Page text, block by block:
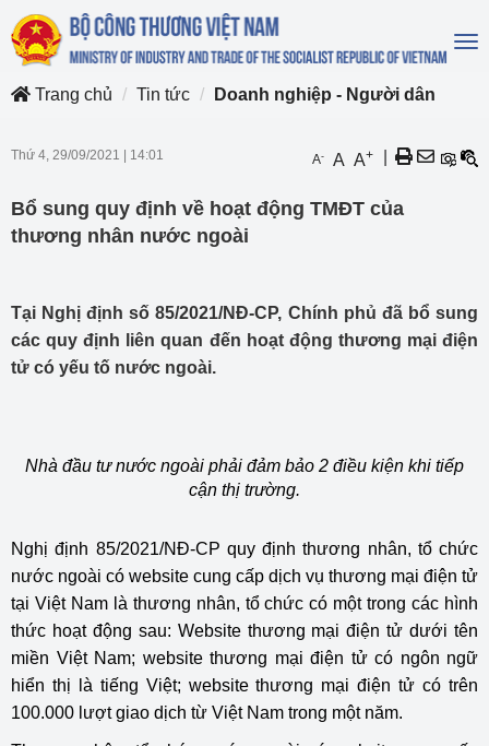
Trang chủ
Tin tức Doanh nghiệp - Người dân
Thứ 4, 29/09/2021 14:01 A- A A+
Bổ sung quy định về hoạt động TMĐT của
thương nhân nước ngoài
Tại Nghị định số 85/2021/NĐ-CP, Chính phủ đã bổ sung
các quy định liên quan đến hoạt động thương mại điện
tử có yếu tố nước ngoài.
Nhà đầu tư nước ngoài phải đảm bảo 2 điều kiện khi tiếp
cận thị trường.
Nghị định 85/2021/NĐ-CP quy định thương nhân, tổ chức
nước ngoài có website cung cấp dịch vụ thương mại điện tử
tại Việt Nam là thương nhân, tổ chức có một trong các hình
thức hoạt động sau: Website thương mại điện tử dưới tên
miền Việt Nam; website thương mại điện tử có ngôn ngữ
hiển thị là tiếng Việt; website thương mại điện tử có trên
100.000 lượt giao dịch từ Việt Nam trong một năm.